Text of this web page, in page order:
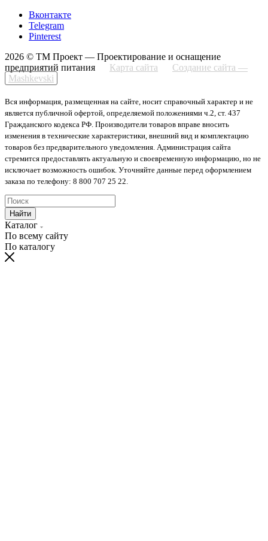
Вконтакте
Telegram
Pinterest
2026 © ТМ Проект — Проектирование и оснащение
предприятий питания
Карта сайта
Создание сайта —
Mashkevski
Вся информация, размещенная на сайте, носит справочный характер и не
является публичной офертой, определяемой положениями ч.2, ст. 437
Гражданского кодекса РФ. Производители товаров вправе вносить
изменения в технические характеристики, внешний вид и комплектацию
товаров без предварительного уведомления. Администрация сайта
стремится предоставлять актуальную и своевременную информацию, но не
исключает возможность ошибок. Уточняйте данные перед оформлением
заказа по телефону: 8 800 707 25 22.
Найти
Каталог
По всему сайту
По каталогу